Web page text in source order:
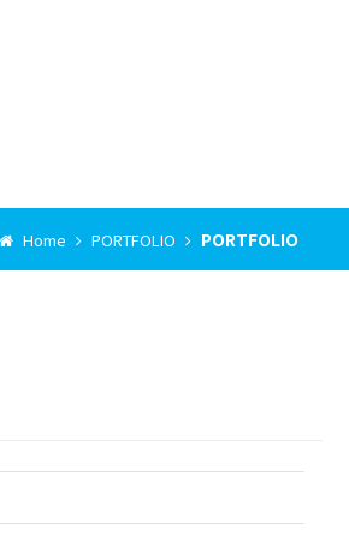
Home PORTFOLIO PORTFOLIO